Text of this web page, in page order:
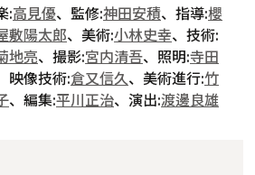
:高見優、監修:神田安積、指導:櫻
敷陽太郎、美術:小林史幸、技術:
地亮、撮影:宮内清吾、照明:寺田
映像技術:倉又信久、美術進行:竹
、編集:平川正治、演出:渡邊良雄